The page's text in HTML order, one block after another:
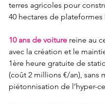
terres agricoles pour
40 hectares de
10 ans de voiture reine au
avec la création et le
1ère heure gratuite de
(coût 2 millions €/an), sans
piétonnisation de l’hyper-